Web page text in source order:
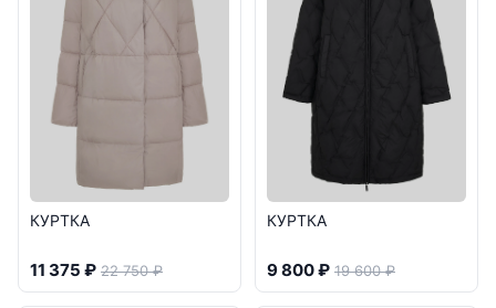
КУРТКА
11 375 ₽ 22 750 ₽
КУРТКА
9 800 ₽ 19 600 ₽